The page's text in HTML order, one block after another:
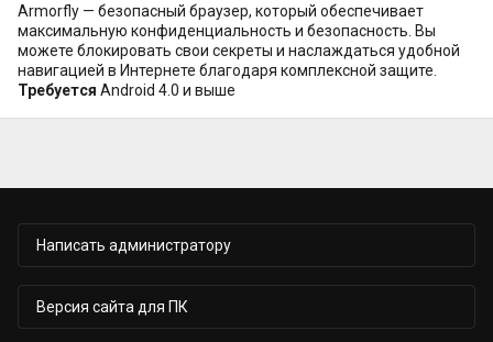
Armorfly — безопасный браузер, который обеспечивает
максимальную конфиденциальность и безопасность. Вы
можете блокировать свои секреты и наслаждаться удобной
навигацией в Интернете благодаря комплексной защите.
Требуется Android 4.0 и выше
Написать администратору
Версия сайта для ПК